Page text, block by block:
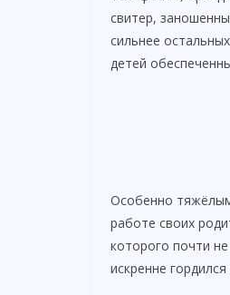
свитер,
сильнее
детей
Особенно
работе своих
которого почти
искренне гордился